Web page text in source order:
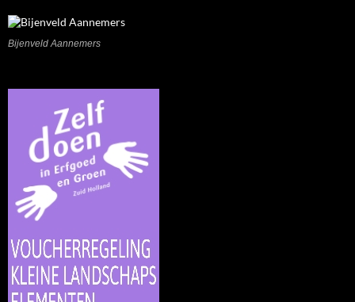
Bijenveld Aannemers